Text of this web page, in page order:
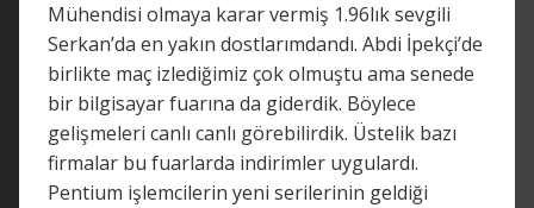
Mühendisi olmaya karar vermiş 1.96lık sevgili
Serkan’da en yakın dostlarımdandı. Abdi İpekçi’de
birlikte maç izlediğimiz çok olmuştu ama senede
bir bilgisayar fuarına da giderdik. Böylece
gelişmeleri canlı canlı görebilirdik. Üstelik bazı
firmalar bu fuarlarda indirimler uygulardı.
Pentium işlemcilerin yeni serilerinin geldiği